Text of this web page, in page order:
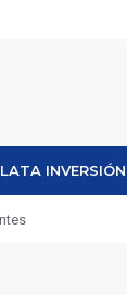
INVERSIÓN